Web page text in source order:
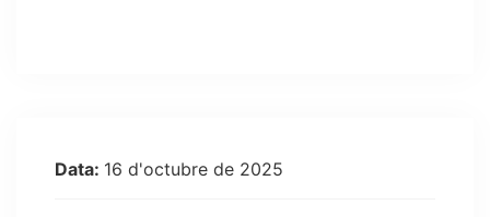
Data: 16 d'octubre de 2025